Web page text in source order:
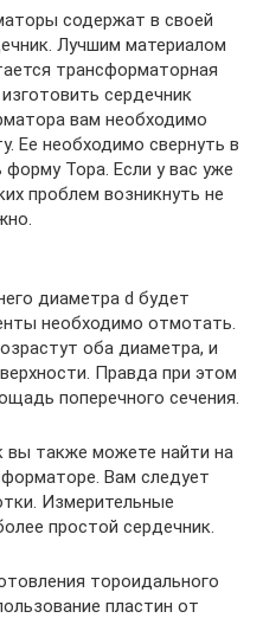
содержат в своей
Лучшим материалом
трансформаторная
сердечник
вам необходимо
Ее необходимо свернуть в
Тора. Если у вас уже
проблем возникнуть не
диаметра d будет
необходимо отмотать.
оба диаметра, и
Правда при этом
поперечного сечения.
вы также можете найти на
Вам следует
Измерительные
простой сердечник.
тороидального
пластин от